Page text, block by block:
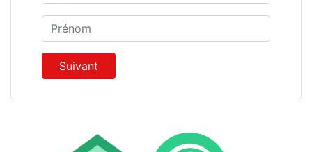
Prénom
Suivant